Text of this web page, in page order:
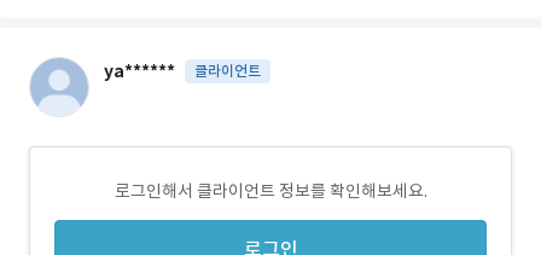
ya****** 클라이언트
로그인해서 클라이언트 정보를 확인해보세요.
로그인